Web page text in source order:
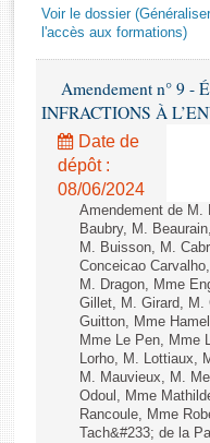
Rapports législatifs
Rapports sur
Baromètre de
Dossiers législatifs
Budget et sécurité
Questions écrites et
Comptes rendus des
Voir le dossier
l'accès aux formations)
Amendement n° 9 -
INFRACTIONS À
Date de
dépôt :
08/06/2024
Amendement de M.
Baubry, M.
M. Buisson, M.
Conceicao
M. Dragon, Mme
Gillet, M. Girard, M.
Guitton, Mme
Mme Le Pen, Mme
Lorho, M. Lottiaux,
M. Mauvieux, M.
Odoul, Mme
Rancoule, Mme
Tach&#233; de la